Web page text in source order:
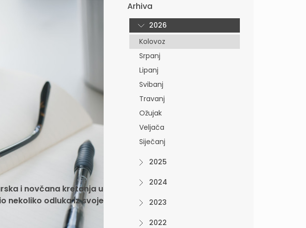
i novčana kretanja u
nekoliko odluka iz svoje
Arhiva
2026
Kolovoz
Srpanj
Lipanj
Svibanj
Travanj
Ožujak
Veljača
Siječanj
2025
2024
2023
2022